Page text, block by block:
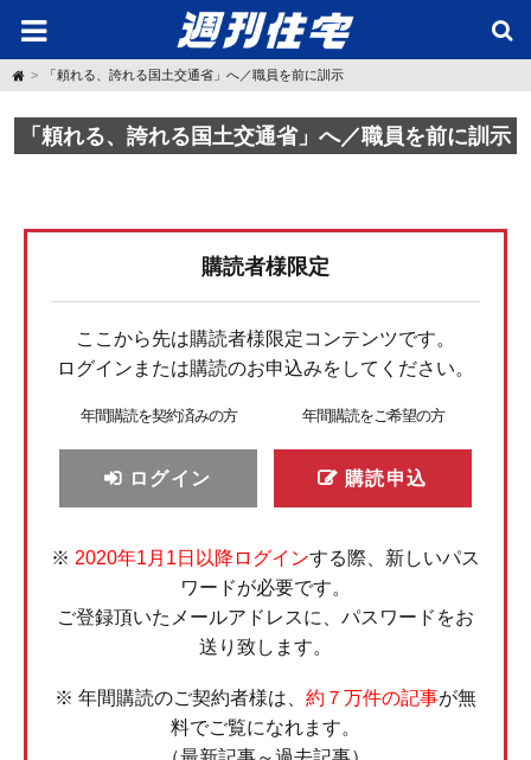
H
o
「頼れる、誇れる国土交通省」へ／職員を前に訓示
「頼れる、誇れる国土交通省」へ／職員を前に訓示
購読者様限定
ここから先は購読者様限定コンテンツです。
ログインまたは購読のお申込みをしてください。
年間購読を契約済みの方
ログイン
年間購読をご希望の方
購読申込
※ 2020年1月1日以降ログインする際、新しいパス
ワードが必要です。
ご登録頂いたメールアドレスに、パスワードをお
送り致します。
※ 年間購読のご契約者様は、 約７万件の記事が無
料でご覧になれます。